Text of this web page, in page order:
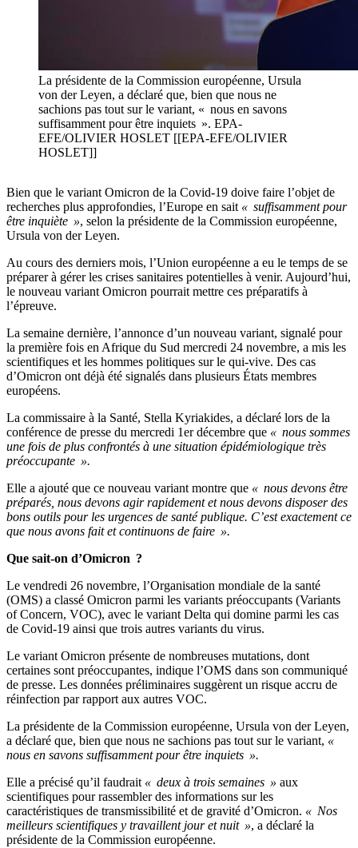
La présidente de la Commission européenne, Ursula
von der Leyen, a déclaré que, bien que nous ne
sachions pas tout sur le variant, « nous en savons
suffisamment pour être inquiets ». EPA-
EFE/OLIVIER HOSLET [[EPA-EFE/OLIVIER
HOSLET]]
Bien que le variant Omicron de la Covid-19 doive faire l’objet de
recherches plus approfondies, l’Europe en sait « suffisamment pour
être inquiète », selon la présidente de la Commission européenne,
Ursula von der Leyen.
Au cours des derniers mois, l’Union européenne a eu le temps de se
préparer à gérer les crises sanitaires potentielles à venir. Aujourd’hui,
le nouveau variant Omicron pourrait mettre ces préparatifs à
l’épreuve.
La semaine dernière, l’annonce d’un nouveau variant, signalé pour
la première fois en Afrique du Sud mercredi 24 novembre, a mis les
scientifiques et les hommes politiques sur le qui-vive. Des cas
d’Omicron ont déjà été signalés dans plusieurs États membres
européens.
La commissaire à la Santé, Stella Kyriakides, a déclaré lors de la
conférence de presse du mercredi 1er décembre que « nous sommes
une fois de plus confrontés à une situation épidémiologique très
préoccupante ».
Elle a ajouté que ce nouveau variant montre que « nous devons être
préparés, nous devons agir rapidement et nous devons disposer des
bons outils pour les urgences de santé publique. C’est exactement ce
que nous avons fait et continuons de faire ».
Que sait-on d’Omicron ?
Le vendredi 26 novembre, l’Organisation mondiale de la santé
(OMS) a classé Omicron parmi les variants préoccupants (Variants
of Concern, VOC), avec le variant Delta qui domine parmi les cas
de Covid-19 ainsi que trois autres variants du virus.
Le variant Omicron présente de nombreuses mutations, dont
certaines sont préoccupantes, indique l’OMS dans son communiqué
de presse. Les données préliminaires suggèrent un risque accru de
réinfection par rapport aux autres VOC.
La présidente de la Commission européenne, Ursula von der Leyen,
a déclaré que, bien que nous ne sachions pas tout sur le variant, «
nous en savons suffisamment pour être inquiets ».
Elle a précisé qu’il faudrait « deux à trois semaines » aux
scientifiques pour rassembler des informations sur les
caractéristiques de transmissibilité et de gravité d’Omicron. « Nos
meilleurs scientifiques y travaillent jour et nuit », a déclaré la
présidente de la Commission européenne.